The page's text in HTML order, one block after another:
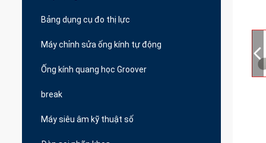
Bảng dụng cụ đo thị lực
Máy chỉnh sửa ống kính tự động
Ống kính quang học Groover
break
Máy siêu âm kỹ thuật số